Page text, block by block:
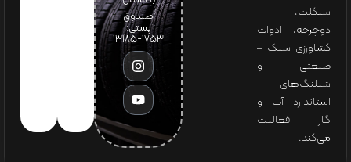
سیکلت،
دوچرخه، ادوات
کشاورزی سبک –
صنعتی و
شیلنگ‌های
استاندارد آب و
گاز فعالیت
می‌کند.
صندوق
پستی:
1753-13185